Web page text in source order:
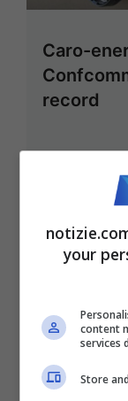
Caro-
record
your
content
services
Store